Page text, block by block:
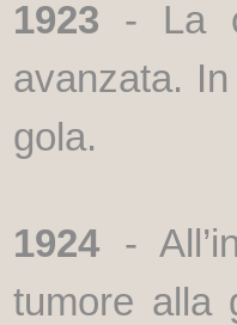
1923 - La
avanzata.
gola.
1924 -
tumore alla